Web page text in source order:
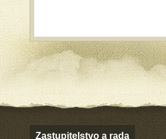
Zastupitelstvo a rada